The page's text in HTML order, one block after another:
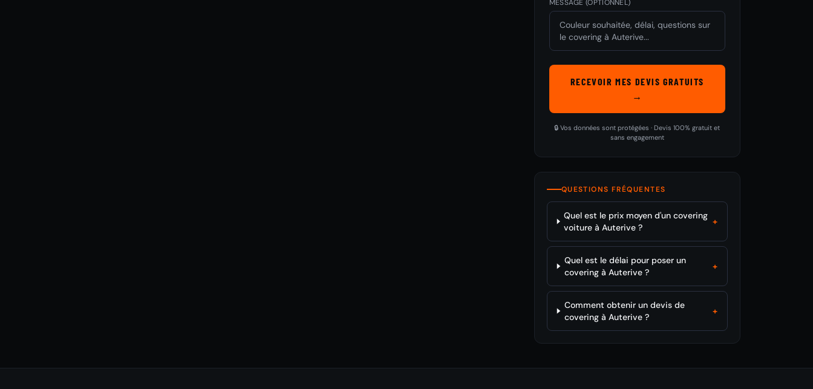
MESSAGE (OPTIONNEL)
RECEVOIR MES DEVIS GRATUITS
→
🔒 Vos données sont protégées · Devis 100% gratuit et
sans engagement
QUESTIONS FRÉQUENTES
Quel est le prix moyen d'un covering
voiture à Auterive ?
+
Quel est le délai pour poser un
covering à Auterive ?
+
Comment obtenir un devis de
covering à Auterive ?
+